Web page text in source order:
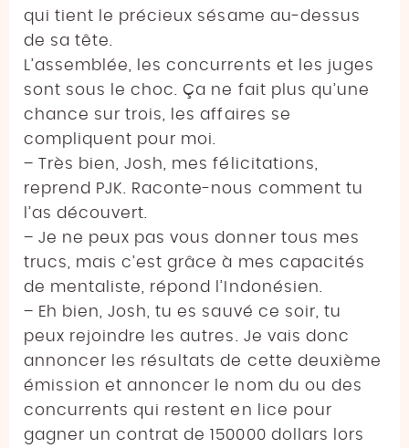
qui tient le précieux sésame au-dessus
de sa tête.
L’assemblée, les concurrents et les juges
sont sous le choc. Ça ne fait plus qu’une
chance sur trois, les affaires se
compliquent pour moi.
– Très bien, Josh, mes félicitations,
reprend PJK. Raconte-nous comment tu
l’as découvert.
– Je ne peux pas vous donner tous mes
trucs, mais c’est grâce à mes capacités
de mentaliste, répond l’Indonésien.
– Eh bien, Josh, tu es sauvé ce soir, tu
peux rejoindre les autres. Je vais donc
annoncer les résultats de cette deuxième
émission et annoncer le nom du ou des
concurrents qui restent en lice pour
gagner un contrat de 150000 dollars lors